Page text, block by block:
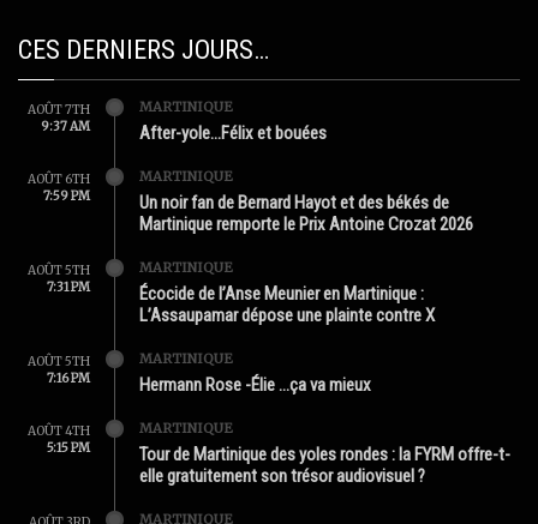
CES DERNIERS JOURS…
AOÛT 7TH
9:37 AM
MARTINIQUE
After-yole…Félix et bouées
AOÛT 6TH
7:59 PM
MARTINIQUE
Un noir fan de Bernard Hayot et des békés de
Martinique remporte le Prix Antoine Crozat 2026
AOÛT 5TH
7:31 PM
MARTINIQUE
Écocide de l’Anse Meunier en Martinique :
L’Assaupamar dépose une plainte contre X
AOÛT 5TH
7:16 PM
MARTINIQUE
Hermann Rose -Élie …ça va mieux
AOÛT 4TH
5:15 PM
MARTINIQUE
Tour de Martinique des yoles rondes : la FYRM offre-t-
elle gratuitement son trésor audiovisuel ?
MARTINIQUE